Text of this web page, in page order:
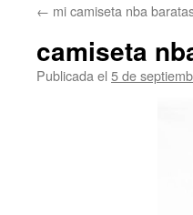
contenido
← mi camiseta nba
camiseta
Publicada el 5 de